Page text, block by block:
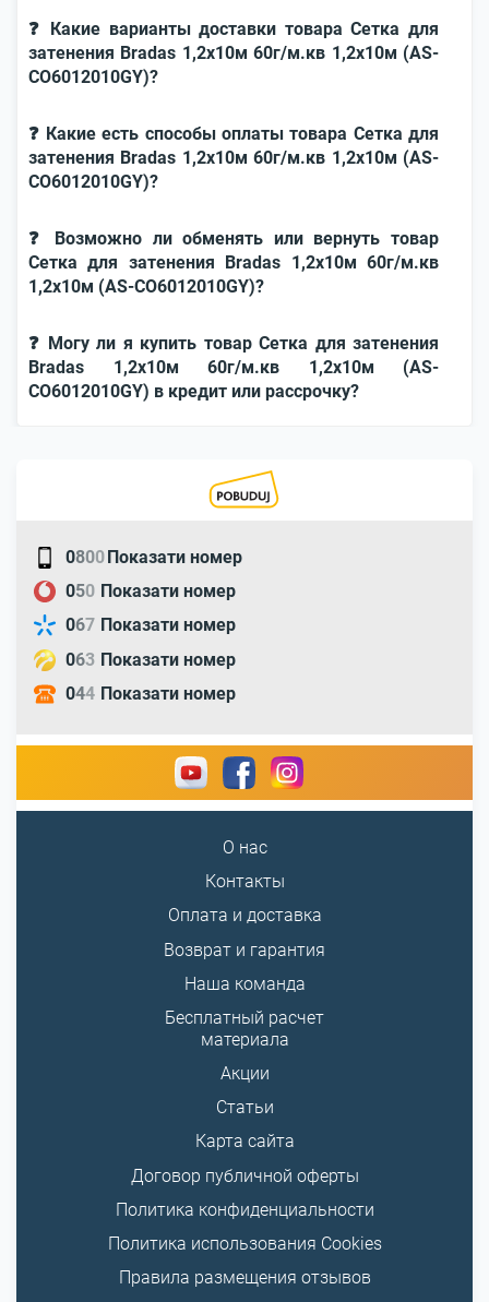
❓ Какие варианты доставки товара Сетка для
затенения Bradas 1,2x10м 60г/м.кв 1,2x10м (AS-
CO6012010GY)?
❓ Какие есть способы оплаты товара Сетка для
затенения Bradas 1,2x10м 60г/м.кв 1,2x10м (AS-
CO6012010GY)?
❓ Возможно ли обменять или вернуть товар
Сетка для затенения Bradas 1,2x10м 60г/м.кв
1,2x10м (AS-CO6012010GY)?
❓ Могу ли я купить товар Сетка для затенения
Bradas 1,2x10м 60г/м.кв 1,2x10м (AS-
CO6012010GY) в кредит или рассрочку?
0800Показати номер
050 Показати номер
067 Показати номер
063 Показати номер
044 Показати номер
О нас
Контакты
Оплата и доставка
Возврат и гарантия
Наша команда
Бесплатный расчет
материала
Акции
Статьи
Карта сайта
Договор публичной оферты
Политика конфиденциальности
Политика использования Cookies
Правила размещения отзывов